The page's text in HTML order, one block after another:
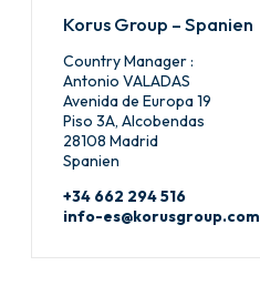
Korus Group – Spanien
Country Manager :
Antonio VALADAS
Avenida de Europa 19
Piso 3A, Alcobendas
28108 Madrid
Spanien
+34 662 294 516
info-es@korusgroup.com